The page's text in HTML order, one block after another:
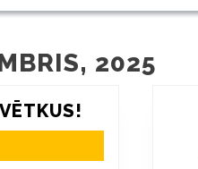
2025
SVIN